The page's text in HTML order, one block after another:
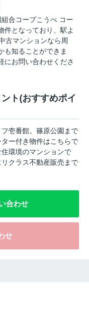
合コープこうべ コー
件となっており、駅よ
古マンションなら周
も知ることができま
にお問い合わせくださ
ト(おすすめポイ
壱番館。篠原公園まで
ー付き物件はこちらで
環境のマンションで
クラス不動産販売まで
合わせ
せ